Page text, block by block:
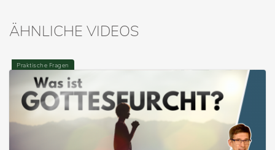
ÄHNLICHE VIDEOS
Praktische Fragen